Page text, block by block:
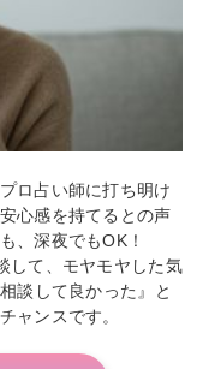
ロ占い師に打ち明け
心感を持てるとの声
、深夜でもOK！
して、モヤモヤした気
談して良かった』と
ャンスです。